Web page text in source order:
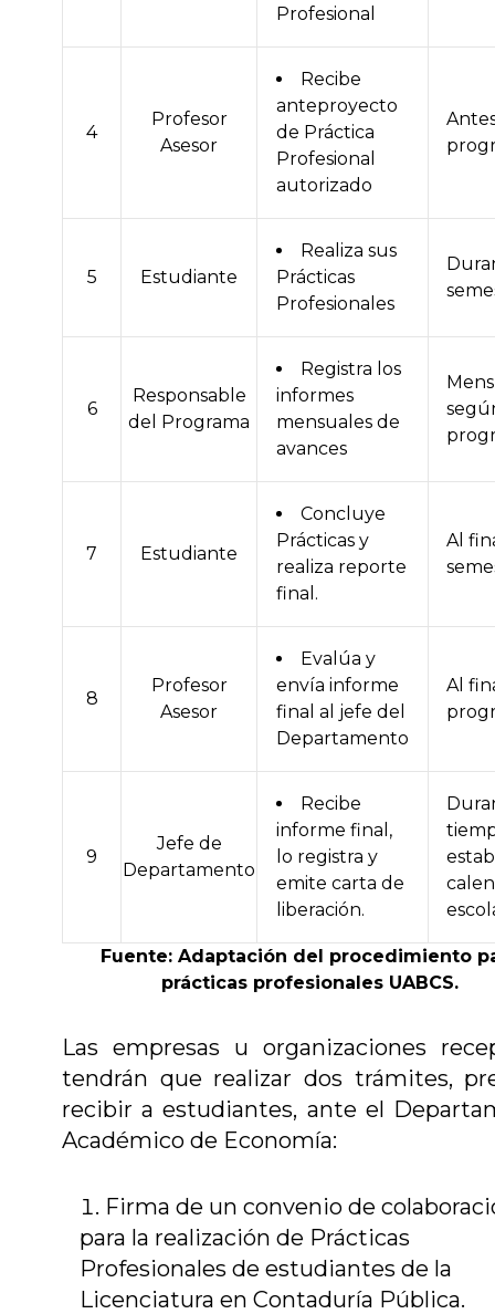
Profesional
4
Profesor
Asesor
Recibe
anteproyecto
de Práctica
Profesional
autorizado
5 Estudiante
Realiza sus
Prácticas
Profesionales
6
Responsable
del Programa
Registra los
informes
mensuales de
avances
7 Estudiante
Concluye
Prácticas y
realiza reporte
final.
Al
8
Profesor
Asesor
Evalúa y
envía informe
final al jefe del
Departamento
Al
9
Jefe de
Departamento
Recibe
informe final,
lo registra y
emite carta de
liberación.
Fuente: Adaptación del procedimiento
prácticas profesionales UABCS.
Las empresas u organizaciones
tendrán que realizar dos trámites,
recibir a estudiantes, ante el
Académico de Economía:
Firma de un convenio de
para la realización de Prácticas
Profesionales de estudiantes de la
Licenciatura en Contaduría Pública.